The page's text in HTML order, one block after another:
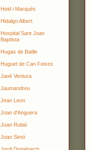
Heid i Marquès
Hidalgo Albert
Hospital Sant Joan
Baptista
Hugas de Batlle
Huguet de Can Feixes
Jané Ventura
Jaumandreu
Jean Leon
Joan d'Anguera
Joan Rubió
Joan Simó